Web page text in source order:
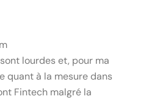
lourdes et, pour ma
quant à la mesure dans
Fintech malgré la